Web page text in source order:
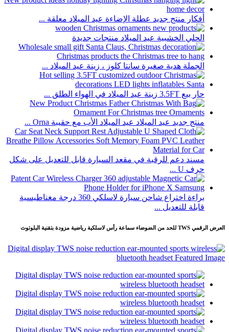
أفكار منتج جديد عطلة الإضاءة عيد الميلاد معلقة ...
الحلي الخشبية عيد الميلاد منتجات جديدة
الجملة هدية صغيرة سانتا كلوز ، زينة عيد الميلاد ...
حار بيع 3.5FT زينة عيد الميلاد في الهواء الطلق ...
منتج جديد عيد الميلاد عيد الميلاد الأب مع حقيبة Orna ...
مسند دعم للرقبة في مقعد السيارة قابل للتعديل على شكل
حرف U ...
براءة اختراع شاحن سيارة لاسلكي 360 درجة مغناطيسية
قابلة للتعديل ...
العرض الرقمي TWS للحد من الضوضاء سماعة رأس لاسلكية رياضية مزودة بتقنية البلوتوث